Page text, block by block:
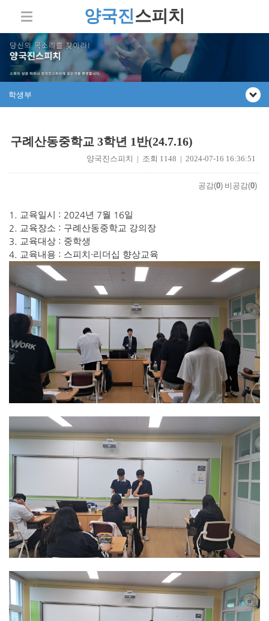
양국진스피치
학생부
구례산동중학교 3학년 1반(24.7.16)
양국진스피치 | 조회 1148 | 2024-07-16 16:36:51
공감(0) 비공감(0)
1. 교육일시 : 2024년 7월 16일
2. 교육장소 : 구례산동중학교 강의장
3. 교육대상 : 중학생
4. 교육내용 : 스피치 ·리더십 향상교육